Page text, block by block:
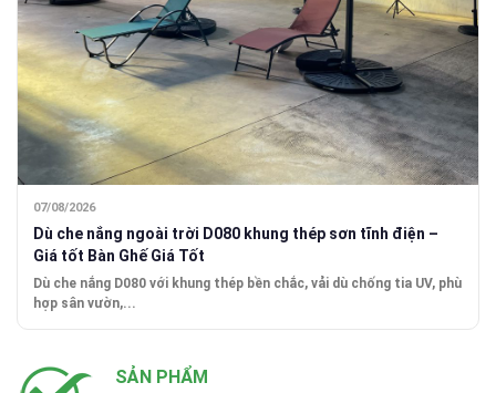
07/08/2026
Dù che nắng ngoài trời D080 khung thép sơn tĩnh điện –
Giá tốt Bàn Ghế Giá Tốt
Dù che nắng D080 với khung thép bền chắc, vải dù chống tia UV, phù
hợp sân vườn,...
SẢN PHẨM